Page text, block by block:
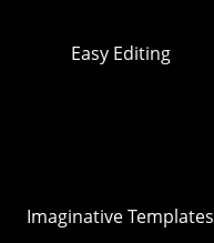
Easy Editing
Imaginative Templates